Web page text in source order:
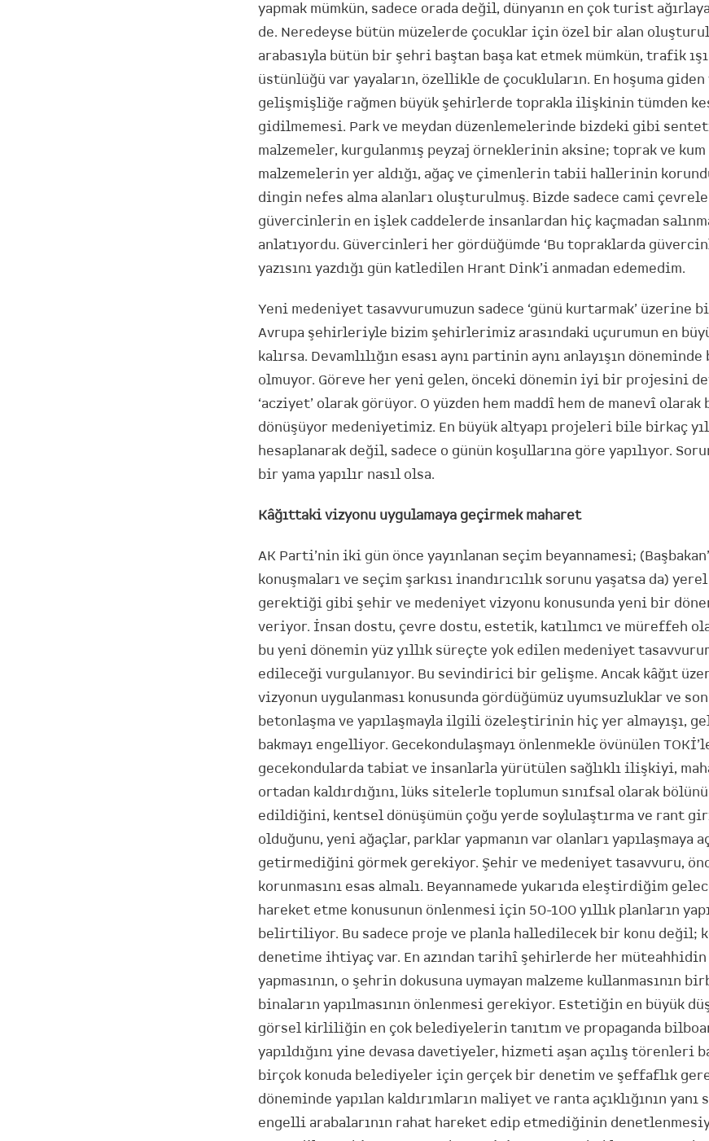
yapmak mümkün, sadece orada değil, dünyanın en çok turist
de. Neredeyse bütün müzelerde çocuklar için özel bir alan
arabasıyla bütün bir şehri baştan başa kat etmek mümkün, trafik
üstünlüğü var yayaların, özellikle de çocukluların. En hoşuma
gelişmişliğe rağmen büyük şehirlerde toprakla ilişkinin tümden
gidilmemesi. Park ve meydan düzenlemelerinde bizdeki gibi
malzemeler, kurgulanmış peyzaj örneklerinin aksine; toprak ve
malzemelerin yer aldığı, ağaç ve çimenlerin tabii hallerinin
dingin nefes alma alanları oluşturulmuş. Bizde sadece cami
güvercinlerin en işlek caddelerde insanlardan hiç kaçmadan
anlatıyordu. Güvercinleri her gördüğümde ‘Bu topraklarda
yazısını yazdığı gün katledilen Hrant Dink’i anmadan edemedim.
Yeni medeniyet tasavvurumuzun sadece ‘günü kurtarmak’ üzerine
Avrupa şehirleriyle bizim şehirlerimiz arasındaki uçurumun en
kalırsa. Devamlılığın esası aynı partinin aynı anlayışın
olmuyor. Göreve her yeni gelen, önceki dönemin iyi bir projesini
‘acziyet’ olarak görüyor. O yüzden hem maddî hem de manevî olarak
dönüşüyor medeniyetimiz. En büyük altyapı projeleri bile birkaç yıl
hesaplanarak değil, sadece o günün koşullarına göre yapılıyor.
bir yama yapılır nasıl olsa.
Kâğıttaki vizyonu uygulamaya geçirmek maharet
AK Parti’nin iki gün önce yayınlanan seçim beyannamesi;
konuşmaları ve seçim şarkısı inandırıcılık sorunu yaşatsa da)
gerektiği gibi şehir ve medeniyet vizyonu konusunda yeni bir
veriyor. İnsan dostu, çevre dostu, estetik, katılımcı ve müreffeh
bu yeni dönemin yüz yıllık süreçte yok edilen medeniyet
edileceği vurgulanıyor. Bu sevindirici bir gelişme. Ancak kâğıt
vizyonun uygulanması konusunda gördüğümüz uyumsuzluklar ve
betonlaşma ve yapılaşmayla ilgili özeleştirinin hiç yer almayışı,
bakmayı engelliyor. Gecekondulaşmayı önlenmekle övünülen
gecekondularda tabiat ve insanlarla yürütülen sağlıklı ilişkiyi,
ortadan kaldırdığını, lüks sitelerle toplumun sınıfsal olarak
edildiğini, kentsel dönüşümün çoğu yerde soylulaştırma ve rant
olduğunu, yeni ağaçlar, parklar yapmanın var olanları yapılaşmaya
getirmediğini görmek gerekiyor. Şehir ve medeniyet tasavvuru,
korunmasını esas almalı. Beyannamede yukarıda eleştirdiğim
hareket etme konusunun önlenmesi için 50-100 yıllık planların
belirtiliyor. Bu sadece proje ve planla halledilecek bir konu değil;
denetime ihtiyaç var. En azından tarihî şehirlerde her müteahhidin
yapmasının, o şehrin dokusuna uymayan malzeme kullanmasının
binaların yapılmasının önlenmesi gerekiyor. Estetiğin en büyük
görsel kirliliğin en çok belediyelerin tanıtım ve propaganda
yapıldığını yine devasa davetiyeler, hizmeti aşan açılış törenleri
birçok konuda belediyeler için gerçek bir denetim ve şeffaflık
döneminde yapılan kaldırımların maliyet ve ranta açıklığının yanı
engelli arabalarının rahat hareket edip etmediğinin